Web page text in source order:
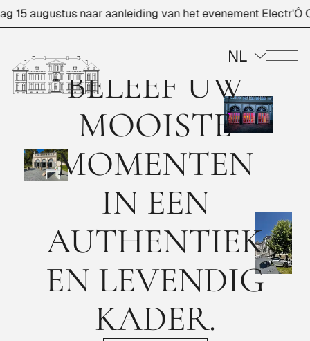
augustus naar aanleiding van het evenement Electr'Ô
NL
BELEEF UW
MOOISTE
MOMENTEN
IN EEN
AUTHENTIEK
EN LEVENDIG
KADER.